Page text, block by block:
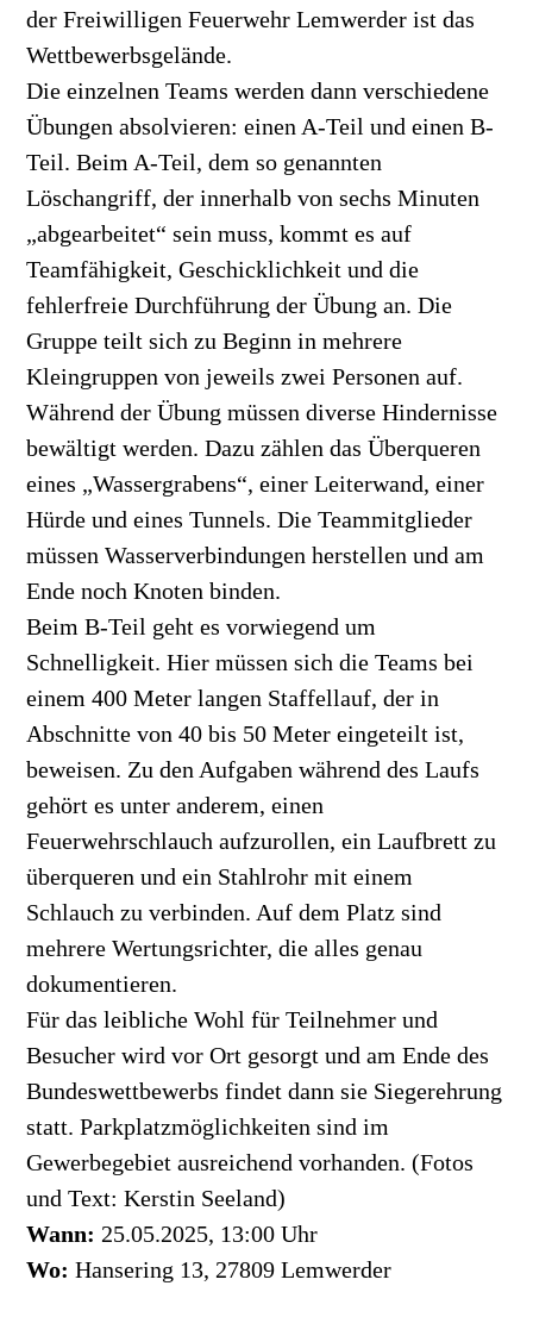
der Freiwilligen Feuerwehr Lemwerder ist das
Wettbewerbsgelände.
Die einzelnen Teams werden dann verschiedene
Übungen absolvieren: einen A-Teil und einen B-
Teil. Beim A-Teil, dem so genannten
Löschangriff, der innerhalb von sechs Minuten
„abgearbeitet“ sein muss, kommt es auf
Teamfähigkeit, Geschicklichkeit und die
fehlerfreie Durchführung der Übung an. Die
Gruppe teilt sich zu Beginn in mehrere
Kleingruppen von jeweils zwei Personen auf.
Während der Übung müssen diverse Hindernisse
bewältigt werden. Dazu zählen das Überqueren
eines „Wassergrabens“, einer Leiterwand, einer
Hürde und eines Tunnels. Die Teammitglieder
müssen Wasserverbindungen herstellen und am
Ende noch Knoten binden.
Beim B-Teil geht es vorwiegend um
Schnelligkeit. Hier müssen sich die Teams bei
einem 400 Meter langen Staffellauf, der in
Abschnitte von 40 bis 50 Meter eingeteilt ist,
beweisen. Zu den Aufgaben während des Laufs
gehört es unter anderem, einen
Feuerwehrschlauch aufzurollen, ein Laufbrett zu
überqueren und ein Stahlrohr mit einem
Schlauch zu verbinden. Auf dem Platz sind
mehrere Wertungsrichter, die alles genau
dokumentieren.
Für das leibliche Wohl für Teilnehmer und
Besucher wird vor Ort gesorgt und am Ende des
Bundeswettbewerbs findet dann sie Siegerehrung
statt. Parkplatzmöglichkeiten sind im
Gewerbegebiet ausreichend vorhanden. (Fotos
und Text: Kerstin Seeland)
Wann: 25.05.2025, 13:00 Uhr
Wo: Hansering 13, 27809 Lemwerder